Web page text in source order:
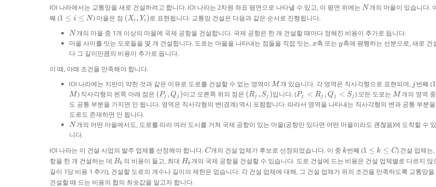
IOI 나라에서는 교통망을 새로 건설하려고 합니다. IOI 나라는 2차원 좌표 평면으로 나타낼 수 있고, 이 평면 위에는 N
N개의 마을이 있습니다.
째 (1
\le
1 ≤ i ≤ N) 마을은 점 (X_{i},
(Xi , Yi )로 표현됩니다. 교통망 건설은 다음과 같은 순서로 진행됩니다.
N
N개의 마을 중 1개 이상의 마을에 국제 공항을 건설합니다. 국제 공항은 한 개 건설할 때마다 정해진 비용이 추가로 듭니다.
마을 사이를 잇는 도로들을 몇 개 건설합니다. 도로는 마을을 나타내는 점들을 직접 잇는,x
x축 또는 y
y축에 평행하는 선분으로, 새로 건
다 그 길이만큼의 비용이 추가로 듭니다.
이 때, 아래 조건을 만족해야 합니다.
IOI 나라에는 지반이 약한 것과 같은 이유로 도로를 건설할 수 없는 영역이 M
M 개 있습니다. 각 영역은 직사각형으로 표현되며, jj번째 (1
j
1
M ) 직사각형의 왼쪽 아래 점은 (P_{j},
Q_{j})
( Pj ,Q j )이고 오른쪽 위의 점은 (R_{j},
S_{j})
(Rj , Sj )입니다. (P_{j}
<
<
Pj < Rj , Q j < Sj ) 모든 도로는M
M 개의 영역
도 공통 부분을 가지면 안 됩니다. 영역은 직사각형의 변(경계) 역시 포함합니다. 따라서 영역을 나타내는 직사각형의 변과 공통 부분
도로도 존재하면 안 됩니다.
N
N개의 어떤 마을에서도, 도로를 따라 여러 도시를 거쳐 국제 공항이 있는 마을(공항만 있다면 어떤 마을이라도 괜찮음)에 도착할 수
니다.
IOI 나라는 이 건설 사업의 발주 업체를 선정해야 합니다. C
C개의 건설 업체가 후보로 선정되었습니다. 이 중k
k번째 (1
\le
k
\le
1 ≤ k ≤ C) 건설 업체는
항을 한 개 건설하는 데 B_{k}
Bk 의 비용이 들고, 최대 H_{k}
Hk개의 국제 공항을 건설할 수 있습니다. 도로 건설에 드는 비용은 건설 업체별로 다르지 않
길이 1당 비용 1 추가), 건설할 도로의 개수나 길이의 제한은 없습니다. 각 건설 업체에 대해, 그 건설 업체가 위의 조건을 만족하도록 교통망
건설할 때 드는 비용의 합의 최솟값을 알고자 합니다.